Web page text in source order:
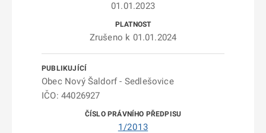
01.01.2023
Zrušeno k 01.01.2024
Obec Nový Šaldorf - Sedlešovice
IČO: 44026927
1/2013